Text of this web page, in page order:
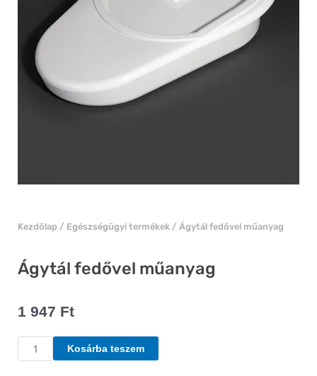
Kezdőlap / Egészségügyi termékek / Ágytál fedővel műanyag
Ágytál fedővel műanyag
1 947 Ft
Ágytál
fedővel
Kosárba teszem